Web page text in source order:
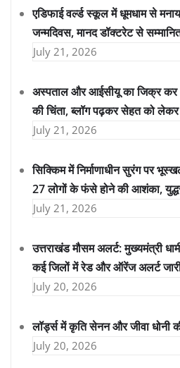
एडिफाई वर्ल्ड स्कूल में धूमधाम से
जन्मदिवस, मानद डॉक्टरेट से
July 21, 2026
अस्पताल और आईसीयू का जिक्र कर
की चिंता, ब्लॉग पढ़कर सेहत को
July 21, 2026
सिक्किम में निर्माणाधीन सुरंग पर
27 लोगों के फंसे होने की आशंका,
July 21, 2026
उत्तराखंड मौसम अलर्ट: मुख्यमंत्री
कई जिलों में रेड और ऑरेंज अलर्ट
July 20, 2026
लॉर्ड्स में कृति सेनन और जीवा धोनी
July 20, 2026